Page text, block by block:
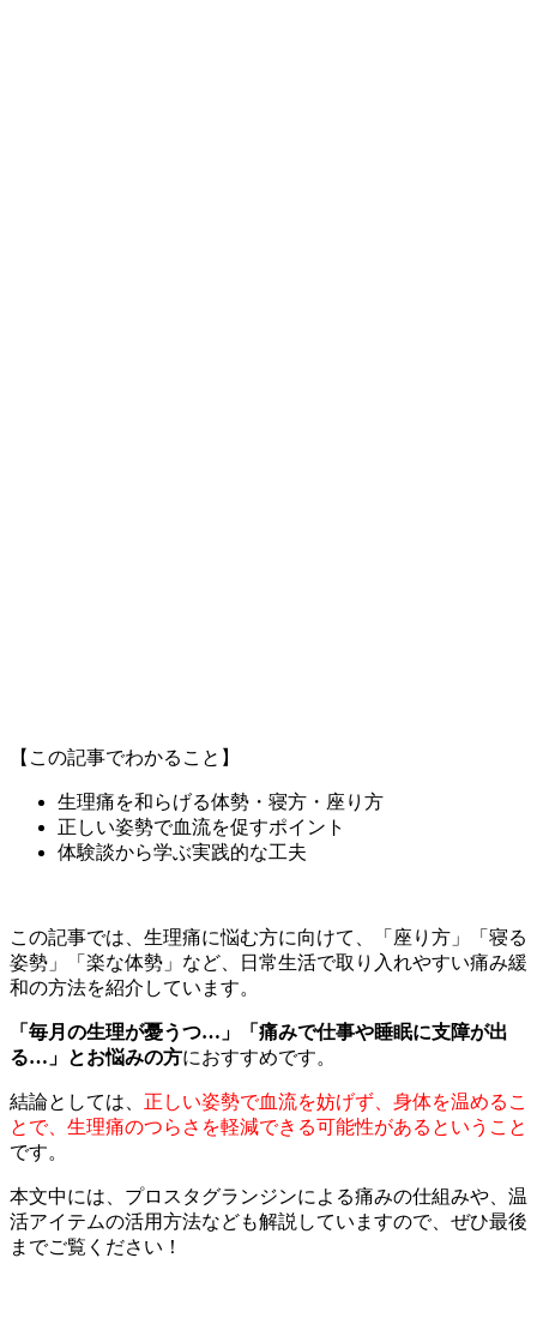
【この記事でわかること】
生理痛を和らげる体勢・寝方・座り方
正しい姿勢で血流を促すポイント
体験談から学ぶ実践的な工夫
この記事では、生理痛に悩む方に向けて、「座り方」「寝る
姿勢」「楽な体勢」など、日常生活で取り入れやすい痛み緩
和の方法を紹介しています。
「毎月の生理が憂うつ…」「痛みで仕事や睡眠に支障が出
る…」とお悩みの方におすすめです。
結論としては、 正しい姿勢で血流を妨げず、身体を温めるこ
とで、生理痛のつらさを軽減できる可能性があるということ
です。
本文中には、プロスタグランジンによる痛みの仕組みや、温
活アイテムの活用方法なども解説していますので、ぜひ最後
までご覧ください！